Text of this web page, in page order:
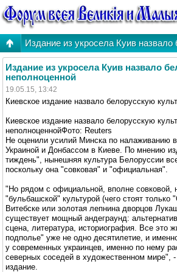
Издание из укросела Куив
Издание из укросела Куив назвало
неполноценной
19.05.15, 13:42
Киевское издание назвало белорусскую
Киевское издание назвало белорусскую
неполноценнойФото: Reuters
Не оценили усилий Минска по налаживанию
Украиной и Донбассом в Киеве. По мнению
тиждень", нынешняя культура Белоруссии
поскольку она "совковая" и "официальная".
"Но рядом с официальной, вполне совковой,
"бульбашской" культурой (чего стоят только
Витебске или золотая лепнина дворцов
существует мощный андеграунд:
сцена, литература, историография. Все это
подполье" уже не одно десятилетие, и
у современных украинцев, именно по нему
северных соседей в художественном мире", -
издание.